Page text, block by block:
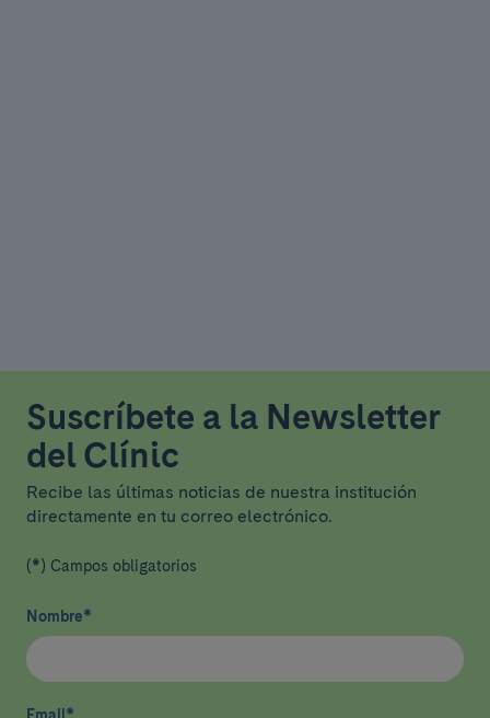
Suscríbete a la Newsletter
del Clínic
Recibe las últimas noticias de nuestra institución
directamente en tu correo electrónico.
(*) Campos obligatorios
Nombre*